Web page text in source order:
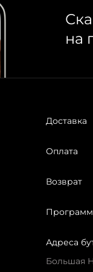
на
Доставка
Оплата
Возврат
Адреса
Большая